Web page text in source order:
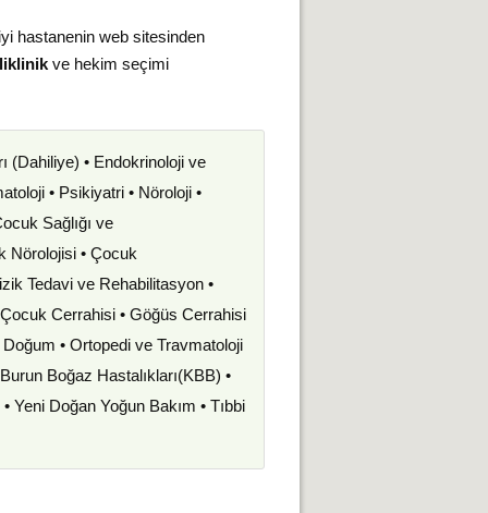
hastanenin web sitesinden
ve hekim seçimi
(Dahiliye) • Endokrinoloji ve
• Psikiyatri • Nöroloji •
Sağlığı ve
Nörolojisi • Çocuk
Tedavi ve Rehabilitasyon •
Cerrahisi • Göğüs Cerrahisi
Doğum • Ortopedi ve Travmatoloji
Boğaz Hastalıkları(KBB) •
Yeni Doğan Yoğun Bakım • Tıbbi